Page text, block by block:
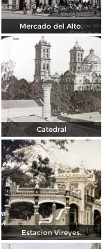
Mercado del Alto.
Catedral
Estacion Vireyes.